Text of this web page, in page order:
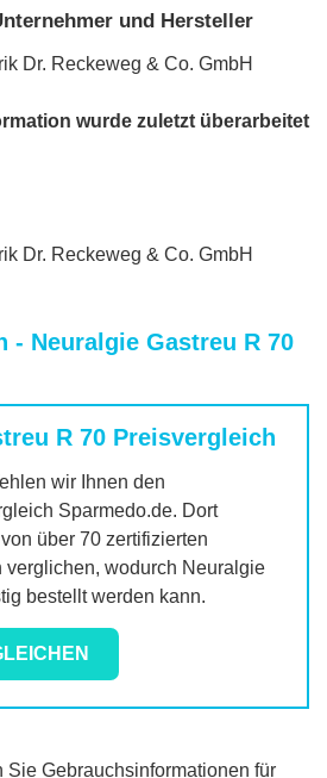
und Hersteller
Dr. Reckeweg & Co. GmbH
wurde zuletzt überarbeitet
Dr. Reckeweg & Co. GmbH
- Neuralgie Gastreu R 70
R 70 Preisvergleich
wir Ihnen den
Sparmedo.de. Dort
über 70 zertifizierten
verglichen, wodurch Neuralgie
bestellt werden kann.
Sie Gebrauchsinformationen für